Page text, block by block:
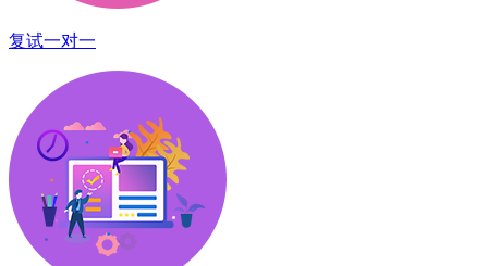
复试一对一